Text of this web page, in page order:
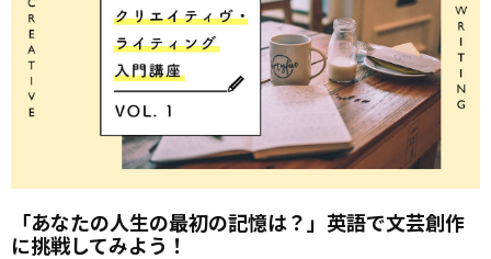
「あなたの人生の最初の記憶は？」英語で文芸創作
に挑戦してみよう！